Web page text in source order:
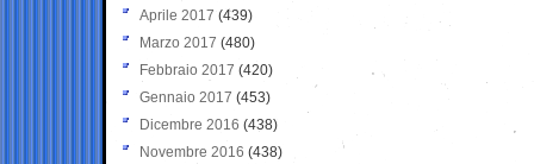
Aprile 2017 (439)
Marzo 2017 (480)
Febbraio 2017 (420)
Gennaio 2017 (453)
Dicembre 2016 (438)
Novembre 2016 (438)